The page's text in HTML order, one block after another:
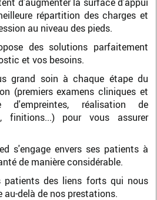
répartition des charges et
au niveau des pieds.
des solutions parfaitement
et vos besoins.
grand soin à chaque étape du
(premiers examens cliniques et
d'empreintes, réalisation de
finitions...) pour vous assurer
s'engage envers ses patients à
de manière considérable.
patients des liens forts qui nous
au-delà de nos prestations.